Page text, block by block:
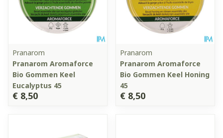
Pranarom
Pranarom Aromaforce
Bio Gommen Keel
Eucalyptus 45
€ 8,50
Pranarom
Pranarom Aromaforce
Bio Gommen Keel Honing
45
€ 8,50